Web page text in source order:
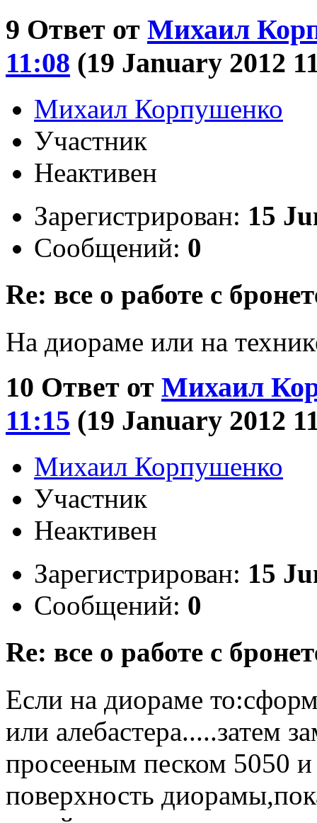
9 Ответ от Михаил
11:08 (19 January 2012
Михаил Корпушенко
Участник
Неактивен
Зарегистрирован: 15
Сообщений: 0
Re: все о работе с
На диораме или на
10 Ответ от Михаил
11:15 (19 January 2012
Михаил Корпушенко
Участник
Неактивен
Зарегистрирован: 15
Сообщений: 0
Re: все о работе с
Если на диораме
или алебастера.....затем
просееным песком 5050
поверхность